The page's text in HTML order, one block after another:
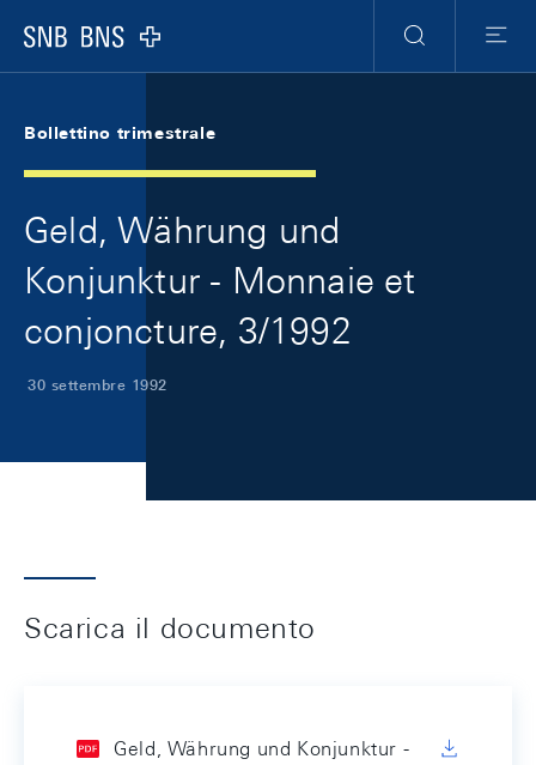
Logo
Ricerca
Menu
Bollettino trimestrale
Geld, Währung und
Konjunktur - Monnaie et
conjoncture, 3/1992
30 settembre 1992
Scarica il documento
Geld, Währung und Konjunktur -